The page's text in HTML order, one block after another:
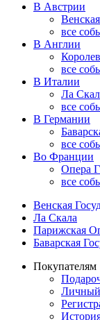
В Австрии
все
В Англии
все
В Италии
Ла
все
В Германии
все
Во Франции
Опера
все
Венская
Ла Скала
Парижская
Баварская
Покупателям
Личный